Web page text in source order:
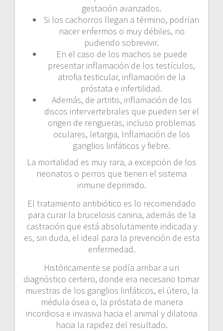
gestación avanzados.
Si los cachorros llegan a término, podrían
nacer enfermos o muy débiles, no
pudiendo sobrevivir.
En el caso de los machos se puede
presentar inflamación de los testículos,
atrofia testicular, inflamación de la
próstata e infertilidad.
Además, de artritis, inflamación de los
discos intervertebrales que pueden ser el
origen de rengueras, incluso problemas
oculares, letargia, Inflamación de los
ganglios linfáticos y fiebre.
La mortalidad es muy rara, a excepción de los
neonatos o perros que tienen el sistema
inmune deprimido.
El tratamiento antibiótico es lo recomendado
para curar la brucelosis canina, además de la
castración que está absolutamente indicada y
es, sin duda, el ideal para la prevención de esta
enfermedad.
Históricamente se podía arribar a un
diagnóstico certero, donde era necesario tomar
muestras de los ganglios linfáticos, el útero, la
médula ósea o, la próstata de manera
incordiosa e invasiva hacia el animal y dilatoria
hacia la rapidez del resultado.